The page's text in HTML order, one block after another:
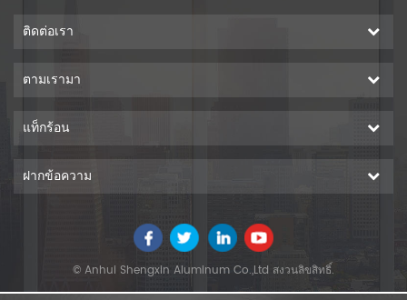
ติดต่อเรา
ตามเรามา
แท็กร้อน
ฝากข้อความ
© Anhui Shengxin Aluminum Co.,Ltd สงวนลิขสิทธิ์.